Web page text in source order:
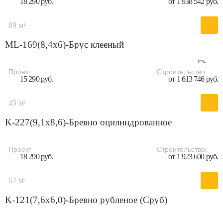
89 м²
ML-169(8,4x6)-Брус клееный
Проект
15 290 руб.
Строительство:
от 1 613 746 руб.
45 м²
K-227(9,1x8,6)-Бревно оцилиндрованное
Проект
18 290 руб.
Строительство:
от 1 923 600 руб.
67 м²
K-121(7,6х6,0)-Бревно рубленое (Сруб)